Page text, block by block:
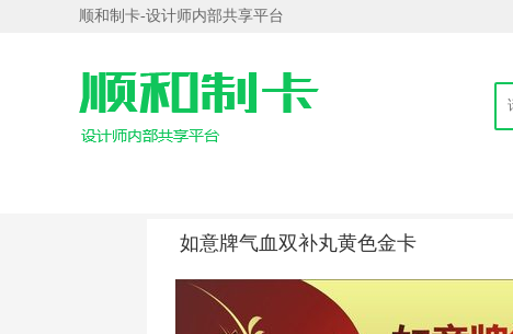
顺和制卡-设计师内部共享平台
如意牌气血双补丸黄色金卡